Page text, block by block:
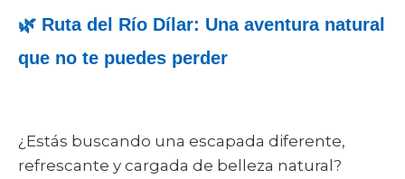
🌿 Ruta del Río Dílar: Una aventura natural
que no te puedes perder
¿Estás buscando una escapada diferente,
refrescante y cargada de belleza natural?